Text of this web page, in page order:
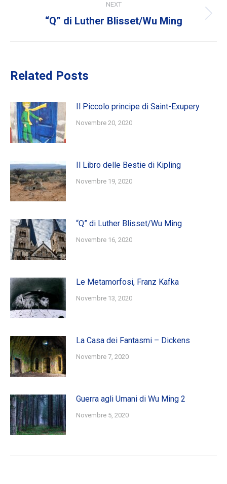
NEXT
Next
“Q” di Luther Blisset/Wu Ming
Related Posts
Il Piccolo principe di Saint-Exupery
Novembre 20, 2020
Il Libro delle Bestie di Kipling
Novembre 19, 2020
“Q” di Luther Blisset/Wu Ming
Novembre 16, 2020
Le Metamorfosi, Franz Kafka
Novembre 13, 2020
La Casa dei Fantasmi – Dickens
Novembre 7, 2020
Guerra agli Umani di Wu Ming 2
Novembre 5, 2020